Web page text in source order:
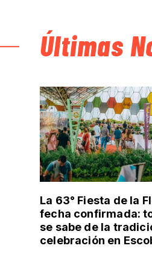
Últimas
La 63° Fiesta de la
fecha confirmada:
se sabe de la
celebración en